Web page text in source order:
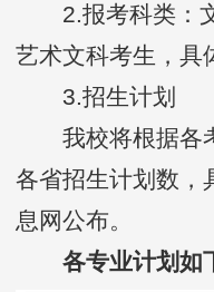
2.报考科类：文
艺术文科考生，具
3.招生计划
我校将根据各考
各省招生计划数，
息网公布。
各专业计划如